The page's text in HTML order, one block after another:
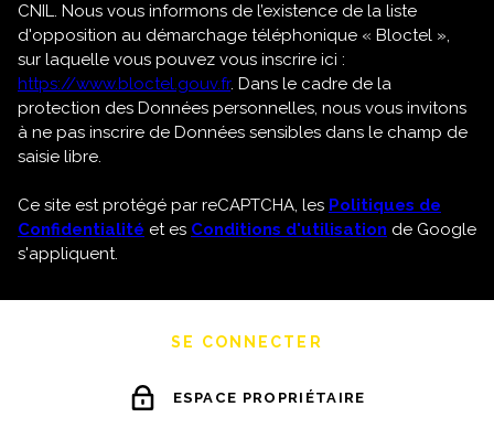
CNIL. Nous vous informons de l’existence de la liste
d'opposition au démarchage téléphonique « Bloctel »,
sur laquelle vous pouvez vous inscrire ici :
https://www.bloctel.gouv.fr. Dans le cadre de la
protection des Données personnelles, nous vous invitons
à ne pas inscrire de Données sensibles dans le champ de
saisie libre.
Ce site est protégé par reCAPTCHA, les Politiques de
Confidentialité et es Conditions d'utilisation de Google
s'appliquent.
SE CONNECTER
ESPACE PROPRIÉTAIRE